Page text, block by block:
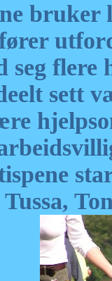
bruker
seg
sett